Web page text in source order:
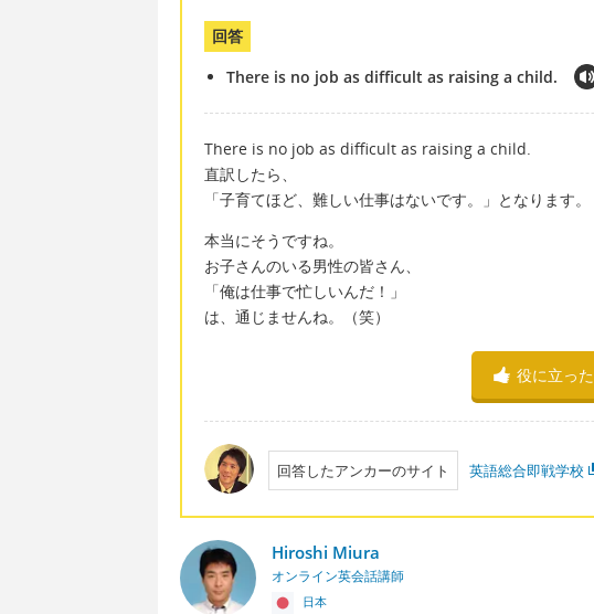
回答
There is no job as difficult as raising a child.
There is no job as difficult as raising a child.
直訳したら、
「子育てほど、難しい仕事はないです。」となります。
本当にそうですね。
お子さんのいる男性の皆さん、
「俺は仕事で忙しいんだ！」
は、通じませんね。（笑）
役に立った
回答したアンカーのサイト 英語総合即戦学校
Hiroshi Miura
オンライン英会話講師
日本